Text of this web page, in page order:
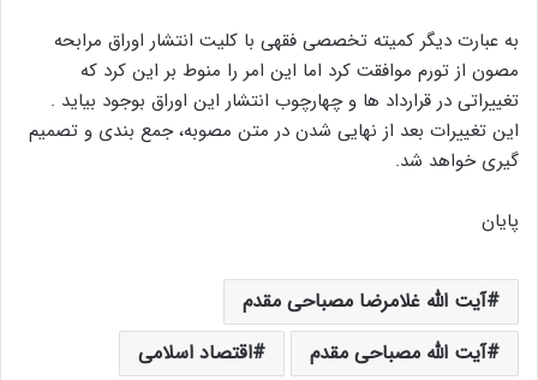
به عبارت دیگر کمیته تخصصی فقهی با کلیت انتشار اوراق مرابحه
مصون از تورم موافقت کرد اما این امر را منوط بر این کرد که
تغییراتی در قرارداد ها و چهارچوب انتشار این اوراق بوجود بیاید .
این تغییرات بعد از نهایی شدن در متن مصوبه، جمع بندی و تصمیم
گیری خواهد شد.
پایان
آیت الله غلامرضا مصباحی مقدم
آیت الله‌ مصباحی مقدم
اقتصاد اسلامی